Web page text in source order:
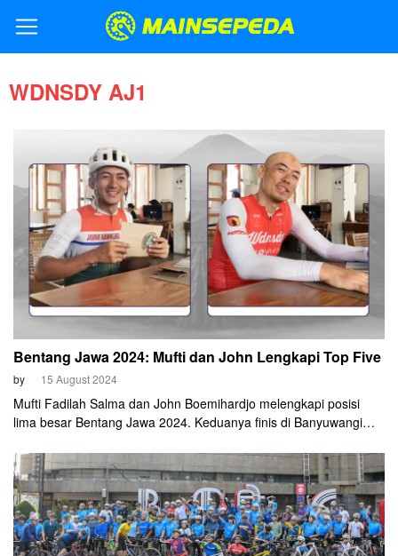
WDNSDY AJ1
Bentang Jawa 2024: Mufti dan John Lengkapi Top Five
by 15 August 2024
Mufti Fadilah Salma dan John Boemihardjo melengkapi posisi
lima besar Bentang Jawa 2024. Keduanya finis di Banyuwangi
dahulu. Tepatnya pukul 14.30 WIB. Sedangkan, John tiba 20
menit setelahnya.